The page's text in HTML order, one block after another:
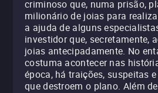
criminoso que, numa prisão,
milionário de joias para
a ajuda de alguns
investidor que, secretamente,
joias antecipadamente. No
costuma acontecer nas
época, há traições, suspeitas
que destroem o plano. Além